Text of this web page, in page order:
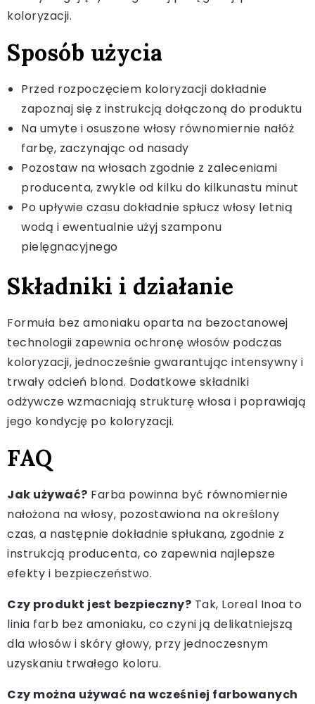
koloryzacji.
Sposób użycia
Przed rozpoczęciem koloryzacji dokładnie
zapoznaj się z instrukcją dołączoną do produktu
Na umyte i osuszone włosy równomiernie nałóż
farbę, zaczynając od nasady
Pozostaw na włosach zgodnie z zaleceniami
producenta, zwykle od kilku do kilkunastu minut
Po upływie czasu dokładnie spłucz włosy letnią
wodą i ewentualnie użyj szamponu
pielęgnacyjnego
Składniki i działanie
Formuła bez amoniaku oparta na bezoctanowej
technologii zapewnia ochronę włosów podczas
koloryzacji, jednocześnie gwarantując intensywny i
trwały odcień blond. Dodatkowe składniki
odżywcze wzmacniają strukturę włosa i poprawiają
jego kondycję po koloryzacji.
FAQ
Jak używać? Farba powinna być równomiernie
nałożona na włosy, pozostawiona na określony
czas, a następnie dokładnie spłukana, zgodnie z
instrukcją producenta, co zapewnia najlepsze
efekty i bezpieczeństwo.
Czy produkt jest bezpieczny? Tak, Loreal Inoa to
linia farb bez amoniaku, co czyni ją delikatniejszą
dla włosów i skóry głowy, przy jednoczesnym
uzyskaniu trwałego koloru.
Czy można używać na wcześniej farbowanych